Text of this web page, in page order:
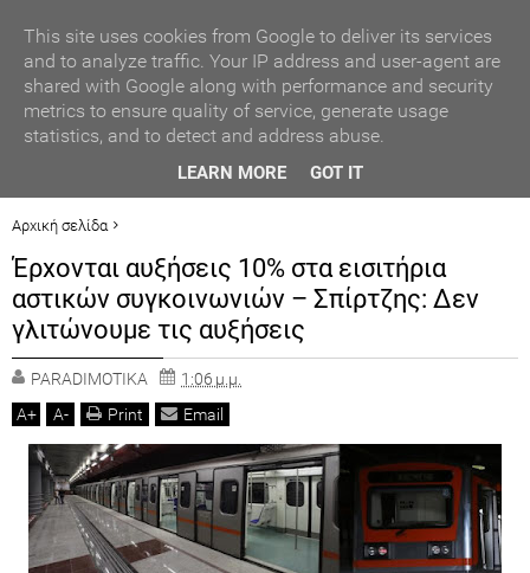
ΒΡΑΒΕΥΣΗ ΣΥΜΜΕΤΕΧΟΝΤΩΝ ΣΧΟΛΕΙΩΝ ΣΤΟΝ ΤΟΠΙΚΟ
Αρχική σελίδα
ΕΛΛΑΔΑ
Έρχονται αυξήσεις 10% στα εισιτήρια αστικών συγκοινωνιών – Σπίρτζης:
Δεν γλιτώνουμε τις αυξήσεις
Έρχονται αυξήσεις 10% στα εισιτήρια
αστικών συγκοινωνιών – Σπίρτζης: Δεν
γλιτώνουμε τις αυξήσεις
PARADIMOTIKA
1:06 μ.μ.
A+ A- Print Email
ΑΥΤΟΔΙΟΙΚΗΣΗ
ΠΟΛΙΤΙΚΗ
ΟΙΚΟΝΟΜΙΑ
ΓΕΓΟΝΟΤΑ
ΠΟΛΙΤ. ΒΗΜΑ
This site uses cookies from Google to deliver its services
and to analyze traffic. Your IP address and user-agent are
shared with Google along with performance and security
metrics to ensure quality of service, generate usage
statistics, and to detect and address abuse.
LEARN MORE GOT IT